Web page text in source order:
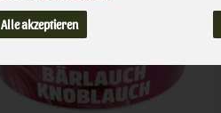
Alle akzeptieren